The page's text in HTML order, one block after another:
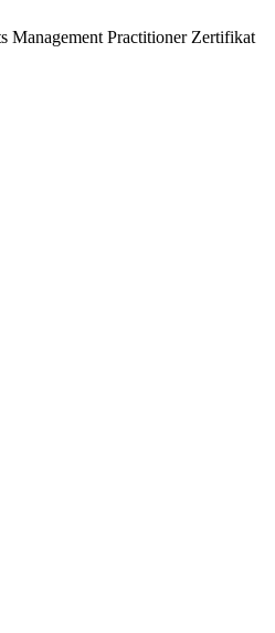
Management Practitioner Zertifikat